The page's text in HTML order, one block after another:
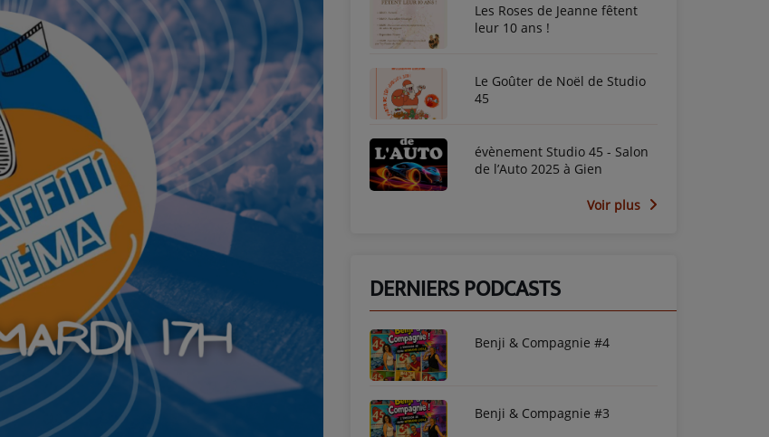
Les Roses de Jeanne fêtent
leur 10 ans !
Le Goûter de Noël de Studio
45
évènement Studio 45 - Salon
de l’Auto 2025 à Gien
Voir plus
DERNIERS PODCASTS
Benji & Compagnie #4
Benji & Compagnie #3